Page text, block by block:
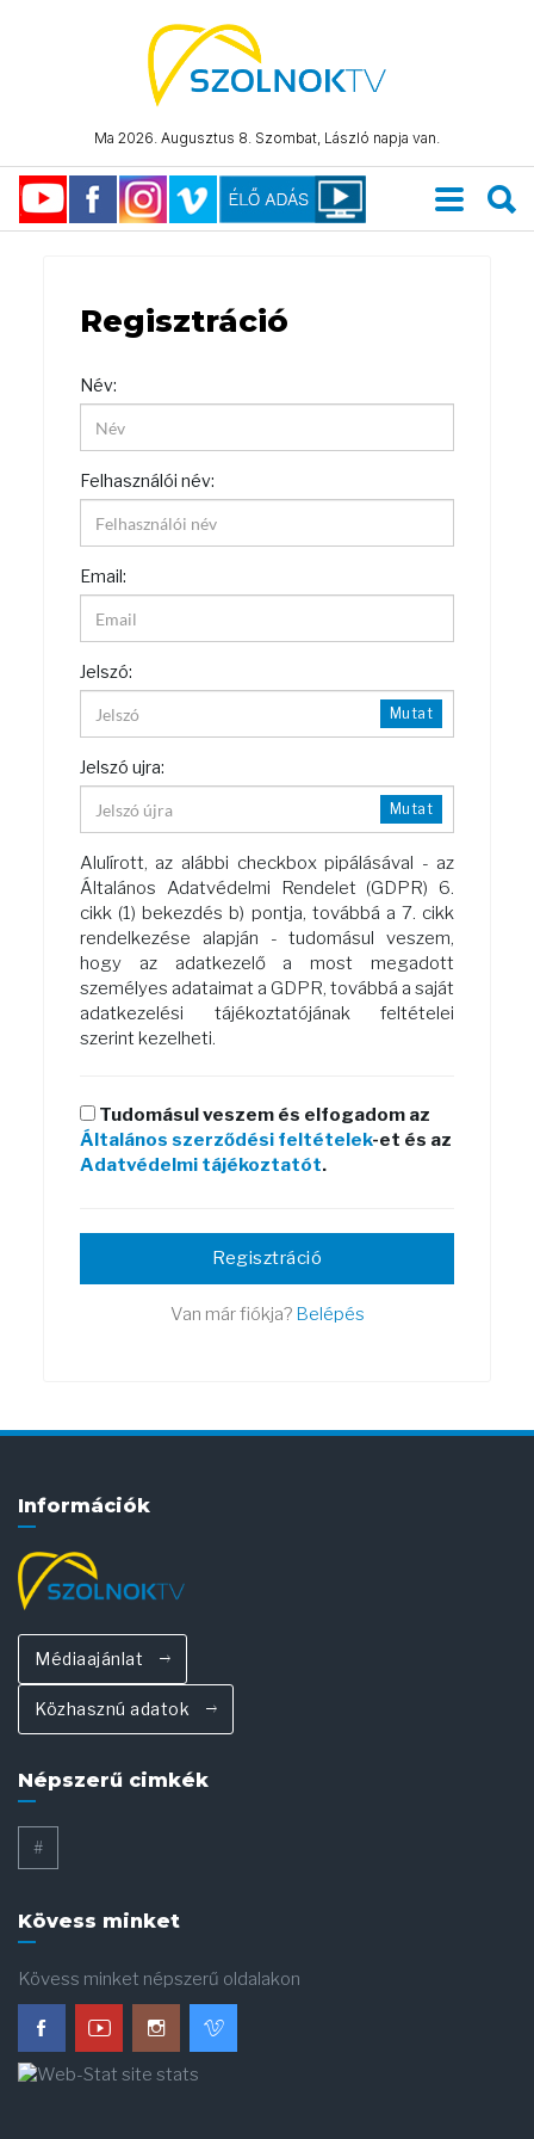
Ma 2026. Augusztus 8. Szombat, László napja van.
Regisztráció
Név:
Felhasználói név:
Email:
Jelszó:
Mutat
Jelszó ujra:
Mutat
Alulírott, az alábbi checkbox pipálásával - az
Általános Adatvédelmi Rendelet (GDPR) 6.
cikk (1) bekezdés b) pontja, továbbá a 7. cikk
rendelkezése alapján - tudomásul veszem,
hogy az adatkezelő a most megadott
személyes adataimat a GDPR, továbbá a saját
adatkezelési tájékoztatójának feltételei
szerint kezelheti.
Tudomásul veszem és elfogadom az
Általános szerződési feltételek-et és az
Adatvédelmi tájékoztatót.
Regisztráció
Van már fiókja? Belépés
Információk
Médiaajánlat
Közhasznú adatok
Népszerű cimkék
#
Kövess minket
Kövess minket népszerű oldalakon